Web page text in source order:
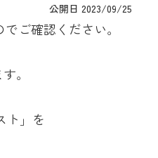
公開日 2023/09/25
ご確認ください。
。
ト」を